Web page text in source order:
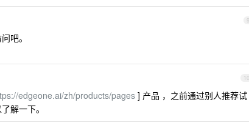
9
吧。
10
edgeone.ai/zh/products/pages] 产品 ，之前通过别人推荐试
解一下。